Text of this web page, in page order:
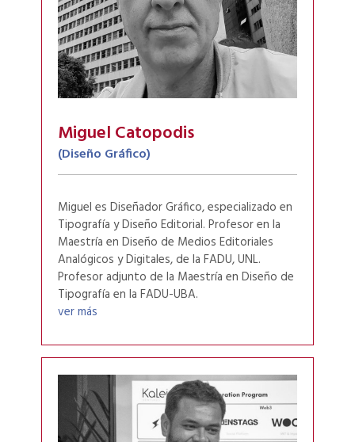
Miguel Catopodis
(Diseño Gráfico)
Miguel es Diseñador Gráfico, especializado en
Tipografía y Diseño Editorial. Profesor en la
Maestría en Diseño de Medios Editoriales
Analógicos y Digitales, de la FADU, UNL.
Profesor adjunto de la Maestría en Diseño de
Tipografía en la FADU-UBA.
ver más